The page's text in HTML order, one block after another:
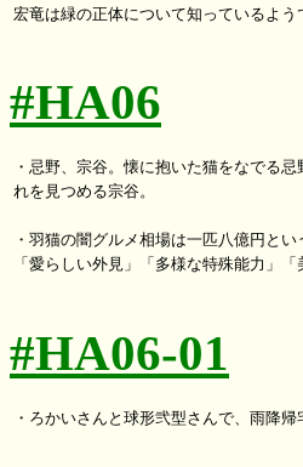
宏竜は緑の正体について知っているよ
#HA06
・忌野、宗谷。懐に抱いた猫をなでる
れを見つめる宗谷。
・羽猫の闇グルメ相場は一匹八億円と
「愛らしい外見」「多様な特殊能力」「
#HA06-01
・ろかいさんと球形弐型さんで、雨降帰